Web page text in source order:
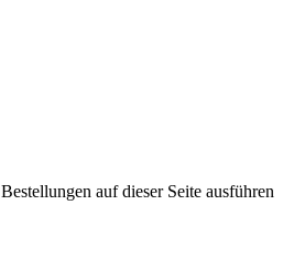
auf dieser Seite ausführen